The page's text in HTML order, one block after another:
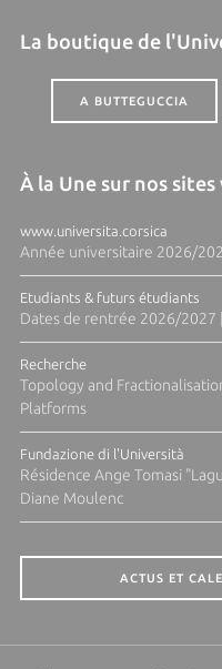
La boutique de
A BUTTEGUCCIA
À la Une sur nos sites
www.universita.corsica
Année universitaire 2026/
Etudiants & futurs étudiants
Dates de rentrée 2026/2027
Recherche
Topology and
Platforms
Fundazione di l'Università
Résidence Ange Tomasi
Diane Moulenc
ACTUS ET